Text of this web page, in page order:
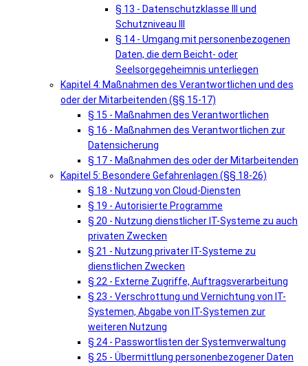
§ 13 - Datenschutzklasse III und
Schutzniveau III
§ 14 - Umgang mit personenbezogenen
Daten, die dem Beicht- oder
Seelsorgegeheimnis unterliegen
Kapitel 4: Maßnahmen des Verantwortlichen und des
oder der Mitarbeitenden (§§ 15-17)
§ 15 - Maßnahmen des Verantwortlichen
§ 16 - Maßnahmen des Verantwortlichen zur
Datensicherung
§ 17 - Maßnahmen des oder der Mitarbeitenden
Kapitel 5: Besondere Gefahrenlagen (§§ 18-26)
§ 18 - Nutzung von Cloud-Diensten
§ 19 - Autorisierte Programme
§ 20 - Nutzung dienstlicher IT-Systeme zu auch
privaten Zwecken
§ 21 - Nutzung privater IT-Systeme zu
dienstlichen Zwecken
§ 22 - Externe Zugriffe, Auftragsverarbeitung
§ 23 - Verschrottung und Vernichtung von IT-
Systemen, Abgabe von IT-Systemen zur
weiteren Nutzung
§ 24 - Passwortlisten der Systemverwaltung
§ 25 - Übermittlung personenbezogener Daten